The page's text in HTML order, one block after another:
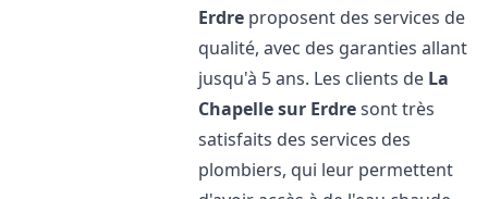
Erdre proposent des services de
qualité, avec des garanties allant
jusqu'à 5 ans. Les clients de La
Chapelle sur Erdresont très
satisfaits des services des
plombiers, qui leur permettent